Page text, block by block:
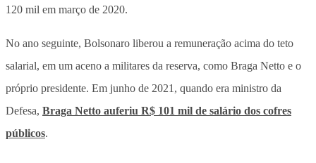
120 mil em março de 2020.
No ano seguinte, Bolsonaro liberou a remuneração acima do teto
salarial, em um aceno a militares da reserva, como Braga Netto e o
próprio presidente. Em junho de 2021, quando era ministro da
Defesa, Braga Netto auferiu R$ 101 mil de salário dos cofres
públicos.